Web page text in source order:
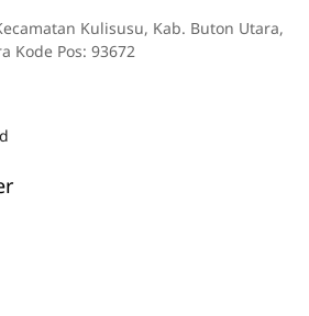
Kulisusu, Kab. Buton Utara,
Kode Pos: 93672